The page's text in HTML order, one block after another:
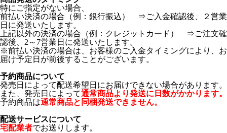
特にご指定がない場合、
前払い決済の場合（例：銀行振込） ⇒ご入金確認後、２営業
日に発送いたします。
上記以外の決済の場合（例：クレジットカード） ⇒ご注文確
認後、2～7営業日に発送いたします。
※前払い決済の場合は、お客様のご入金タイミングにより、お
届け予定日が前後することがございます。
予約商品について
発売日によって配送希望日にお届けできない場合があります。
また、発売日によって通常商品より発送に日数がかかります。
予約商品は通常商品と同梱発送できません。
配送サービスについて
宅配業者でお送りします。